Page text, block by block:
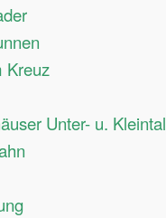
Kreuz
Unter- u. Kleintal